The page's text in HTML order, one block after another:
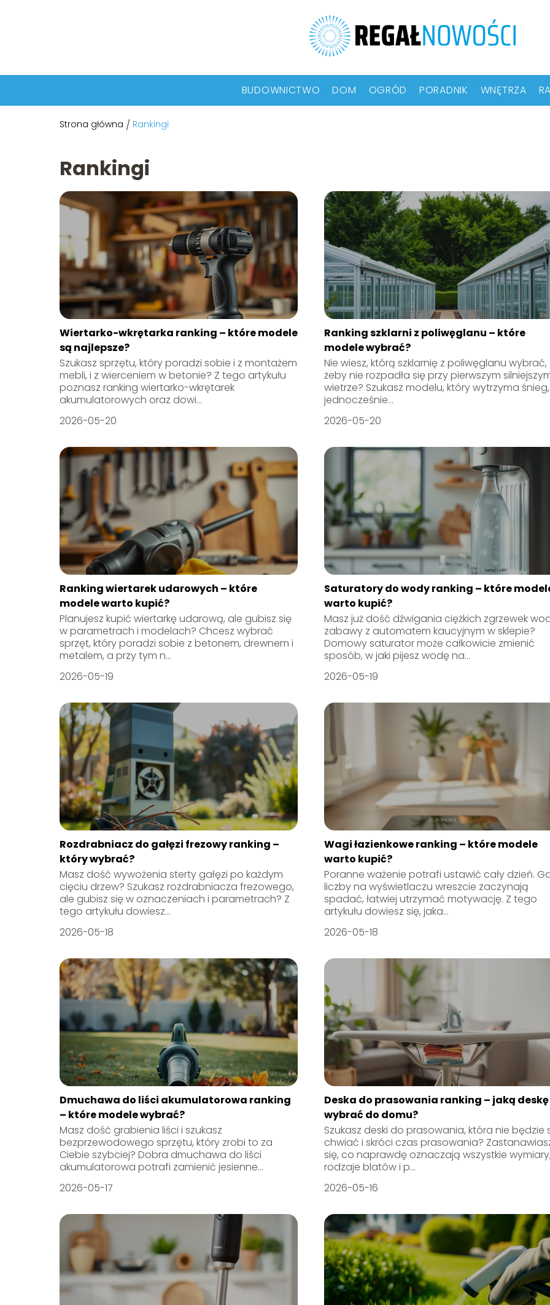
BUDOWNICTWO DOM OGRÓD PORADNIK WNĘTRZA
Strona główna / Rankingi
Rankingi
Wiertarko-wkrętarka ranking – które modele
są najlepsze?
Szukasz sprzętu, który poradzi sobie i z montażem
mebli, i z wierceniem w betonie? Z tego artykułu
poznasz ranking wiertarko-wkrętarek
akumulatorowych oraz dowi...
2026-05-20
Ranking szklarni z poliwęglanu – które
modele wybrać?
Nie wiesz, którą szklarnię z poliwęglanu wybrać,
żeby nie rozpadła się przy pierwszym
wietrze? Szukasz modelu, który wytrzyma
jednocześnie...
2026-05-20
Ranking wiertarek udarowych – które
modele warto kupić?
Planujesz kupić wiertarkę udarową, ale gubisz się
w parametrach i modelach? Chcesz wybrać
sprzęt, który poradzi sobie z betonem, drewnem i
metalem, a przy tym n...
2026-05-19
Saturatory do wody ranking – które
warto kupić?
Masz już dość dźwigania ciężkich zgrzewek
zabawy z automatem kaucyjnym w sklepie?
Domowy saturator może całkowicie zmienić
sposób, w jaki pijesz wodę na...
2026-05-19
Rozdrabniacz do gałęzi frezowy ranking –
który wybrać?
Masz dość wywożenia sterty gałęzi po każdym
cięciu drzew? Szukasz rozdrabniacza frezowego,
ale gubisz się w oznaczeniach i parametrach? Z
tego artykułu dowiesz...
2026-05-18
Wagi łazienkowe ranking – które modele
warto kupić?
Poranne ważenie potrafi ustawić cały dzień.
liczby na wyświetlaczu wreszcie zaczynają
spadać, łatwiej utrzymać motywację. Z tego
artykułu dowiesz się, jaka...
2026-05-18
Dmuchawa do liści akumulatorowa ranking
– które modele wybrać?
Masz dość grabienia liści i szukasz
bezprzewodowego sprzętu, który zrobi to za
Ciebie szybciej? Dobra dmuchawa do liści
akumulatorowa potrafi zamienić jesienne...
2026-05-17
Deska do prasowania ranking – jaką deskę
wybrać do domu?
Szukasz deski do prasowania, która nie będzie
chwiać i skróci czas prasowania?
się, co naprawdę oznaczają wszystkie
rodzaje blatów i p...
2026-05-16